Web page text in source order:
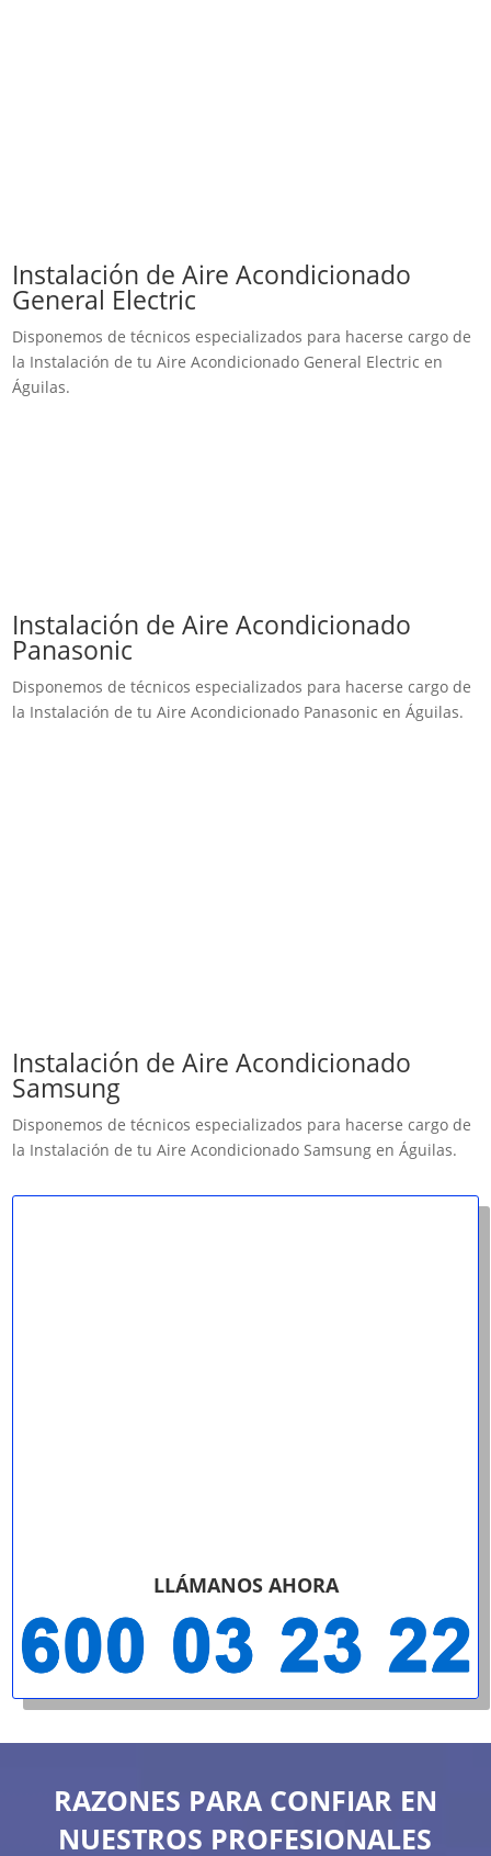
Instalación de Aire Acondicionado
General Electric
Disponemos de técnicos especializados para hacerse cargo de
la Instalación de tu Aire Acondicionado General Electric en
Águilas.
Instalación de Aire Acondicionado
Panasonic
Disponemos de técnicos especializados para hacerse cargo de
la Instalación de tu Aire Acondicionado Panasonic en Águilas.
Instalación de Aire Acondicionado
Samsung
Disponemos de técnicos especializados para hacerse cargo de
la Instalación de tu Aire Acondicionado Samsung en Águilas.
LLÁMANOS AHORA
RAZONES PARA CONFIAR EN
NUESTROS PROFESIONALES